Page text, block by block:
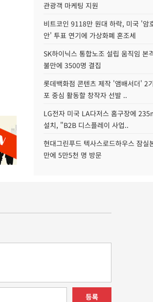
관광객 마케팅 지원
비트코인 9118만 원대 하락, 미국 '암
안' 투표 연기에 가상화폐 혼조세
SK하이닉스 통합노조 설립 움직임 본
불만에 3500명 결집
롯데백화점 콘텐츠 제작 '앰배서더' 2
포 중심 활동할 창작자 선발 ..
LG전자 미국 LA다저스 홈구장에
설치, "B2B 디스플레이 사업..
현대그린푸드 텍사스로드하우스 잠실
만에 5만5천 명 방문
등록